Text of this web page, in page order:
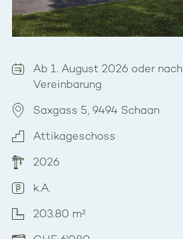
Ab 1. August 2026 oder nach
Vereinbarung
Saxgass 5, 9494 Schaan
Attikageschoss
2026
k.A.
203.80 m²